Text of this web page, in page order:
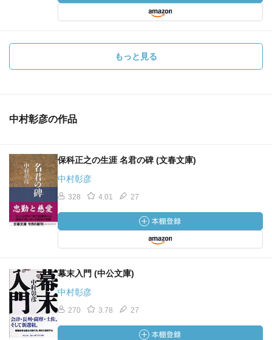
もっと見る
中村彰彦の作品
保科正之の生涯 名君の碑 (文春文庫)
中村彰彦
328 4.01 27
幕末入門 (中公文庫)
中村彰彦
270 3.78 27